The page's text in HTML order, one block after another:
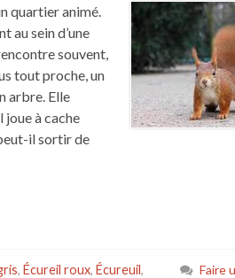
quartier animé.
au sein d’une
souvent,
tout proche, un
arbre. Elle
joue à cache
il sortir de
, Écureil roux, Écureuil,
Faire